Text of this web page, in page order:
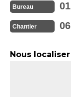
Bureau
Chantier
Nous localiser